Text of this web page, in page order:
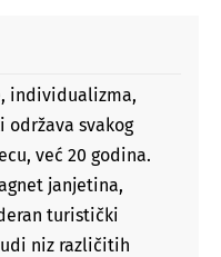
individualizma,
održava svakog
već 20 godina.
janjetina,
turistički
niz različitih